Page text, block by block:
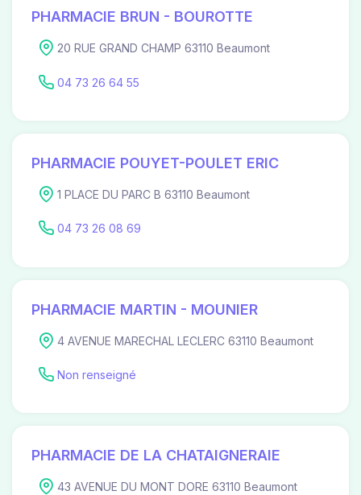
PHARMACIE BRUN - BOUROTTE
20 RUE GRAND CHAMP 63110 Beaumont
04 73 26 64 55
PHARMACIE POUYET-POULET ERIC
1 PLACE DU PARC B 63110 Beaumont
04 73 26 08 69
PHARMACIE MARTIN - MOUNIER
4 AVENUE MARECHAL LECLERC 63110 Beaumont
Non renseigné
PHARMACIE DE LA CHATAIGNERAIE
43 AVENUE DU MONT DORE 63110 Beaumont